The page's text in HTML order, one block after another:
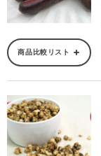
商品比較リスト